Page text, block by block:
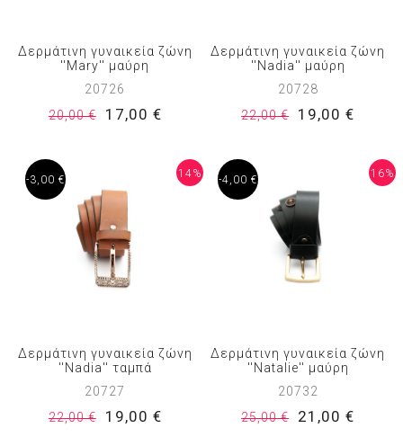
Δερμάτινη γυναικεία ζώνη
''Mary'' μαύρη
20726
20,00 €
17,00 €
Δερμάτινη γυναικεία ζώνη
''Nadia'' μαύρη
20728
22,00 €
19,00 €
14%
-3,00 €
Δερμάτινη γυναικεία ζώνη
''Nadia'' ταμπά
20727
22,00 €
19,00 €
16%
-4,00 €
Δερμάτινη γυναικεία ζώνη
''Natalie'' μαύρη
20732
25,00 €
21,00 €